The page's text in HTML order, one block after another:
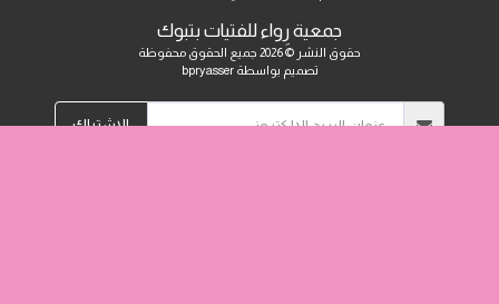
جمعية رِواء للفتيات بتبوك
حقوق النشر © 2026 جميع الحقوق محفوظة
تصميم بواسطةbpryasser
الاشتراك